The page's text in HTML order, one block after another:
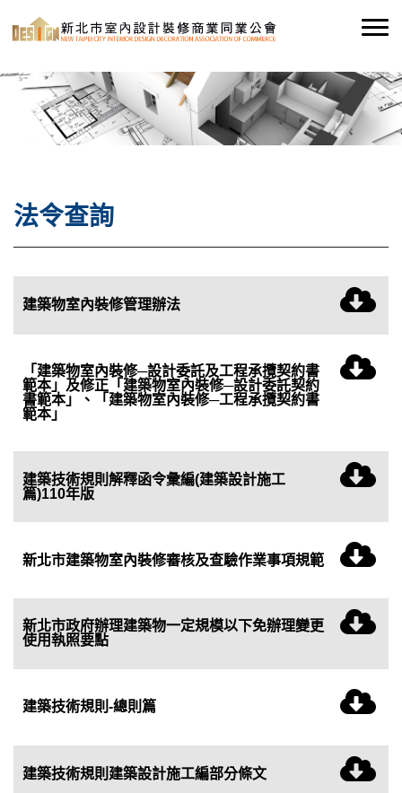
法令查詢
建築物室內裝修管理辦法
「建築物室內裝修─設計委託及工程承攬契約書
範本」及修正「建築物室內裝修─設計委託契約
書範本」、「建築物室內裝修─工程承攬契約書
範本」
建築技術規則解釋函令彙編(建築設計施工
篇)110年版
新北市建築物室內裝修審核及查驗作業事項規範
新北市政府辦理建築物一定規模以下免辦理變更
使用執照要點
建築技術規則-總則篇
建築技術規則建築設計施工編部分條文